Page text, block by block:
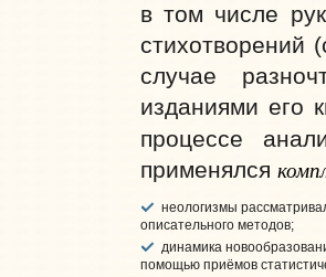
в том числе
стихотворений
случае
изданиями его
процессе
применялся
неологизмы
описательного методов;
динамика
помощью приёмов